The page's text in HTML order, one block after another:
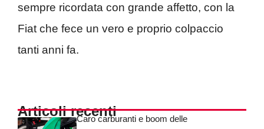
sempre ricordata con grande affetto, con la
Fiat che fece un vero e proprio colpaccio
tanti anni fa.
Articoli recentiCaro carburanti e boom delle